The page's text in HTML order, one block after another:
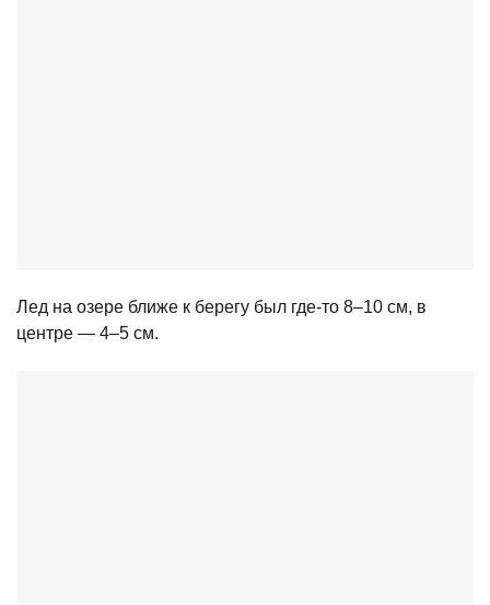
Лед на озере ближе к берегу был где-то 8–10 см, в
центре — 4–5 см.